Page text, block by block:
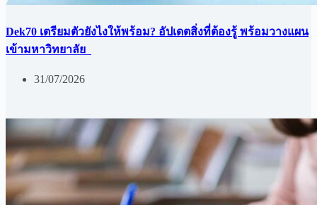
Dek70 เตรียมตัวยังไงให้พร้อม? อัปเดตสิ่งที่ต้องรู้ พร้อมวางแผน
เข้ามหาวิทยาลัย
31/07/2026